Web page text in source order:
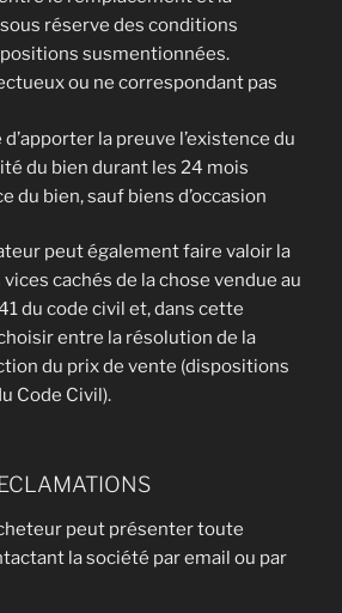
réserve des conditions
susmentionnées.
ou ne correspondant pas
d’apporter la preuve l’existence du
du bien durant les 24 mois
du bien, sauf biens d’occasion
peut également faire valoir la
cachés de la chose vendue au
du code civil et, dans cette
entre la résolution de la
du prix de vente (dispositions
Code Civil).
peut présenter toute
la société par email ou par